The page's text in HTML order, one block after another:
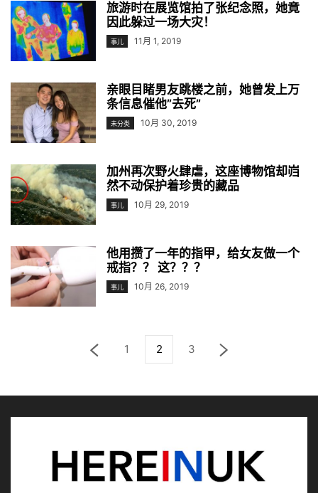
旅游时在展览馆拍了张纪念照，她竟
因此躲过一场大灾！
事儿 11月 1, 2019
亲眼目睹男友跳楼之前，她曾发上万
条信息催他”去死”
未分类 10月 30, 2019
加州再次野火肆虐，这座博物馆却岿
然不动保护着珍贵的藏品
事儿 10月 29, 2019
他用攒了一年的指甲，给女友做一个
戒指？？ 这？？？
事儿 10月 26, 2019
1 2 3